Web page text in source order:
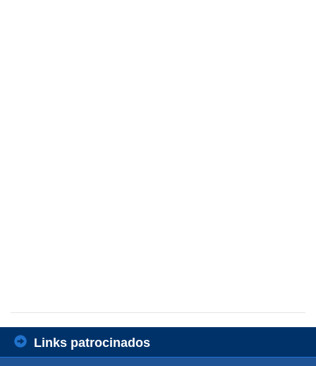
Links patrocinados